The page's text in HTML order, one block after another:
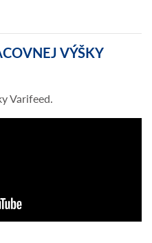
VÝŠKY
Varifeed.